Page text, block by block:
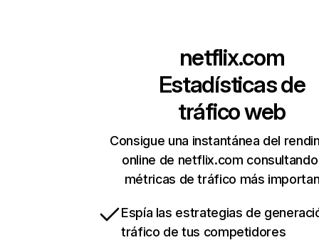
netflix.com
Estadísticas de
tráfico web
Consigue una instantánea del
online de netflix.com
métricas de tráfico más
Espía las estrategias de
tráfico de tus competidores